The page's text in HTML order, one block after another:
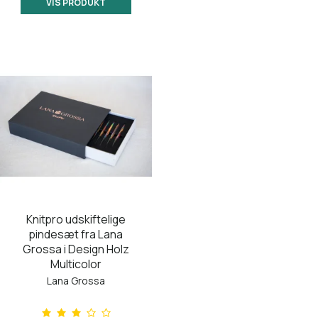
VIS PRODUKT
Knitpro udskiftelige
pindesæt fra Lana
Grossa i Design Holz
Multicolor
Lana Grossa